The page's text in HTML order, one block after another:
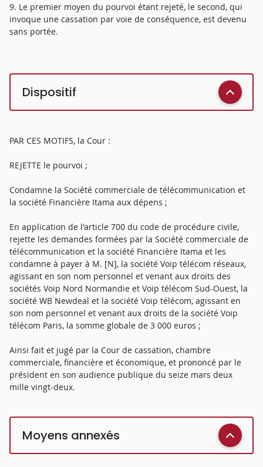
9. Le premier moyen du pourvoi étant rejeté, le second, qui
invoque une cassation par voie de conséquence, est devenu
sans portée.
Dispositif
PAR CES MOTIFS, la Cour :
REJETTE le pourvoi ;
Condamne la Société commerciale de télécommunication et
la société Financière Itama aux dépens ;
En application de l'article 700 du code de procédure civile,
rejette les demandes formées par la Société commerciale de
télécommunication et la société Financière Itama et les
condamne à payer à M. [N], la société Voip télécom réseaux,
agissant en son nom personnel et venant aux droits des
sociétés Voip Nord Normandie et Voip télécom Sud-Ouest, la
société WB Newdeal et la société Voip télécom, agissant en
son nom personnel et venant aux droits de la société Voip
télécom Paris, la somme globale de 3 000 euros ;
Ainsi fait et jugé par la Cour de cassation, chambre
commerciale, financière et économique, et prononcé par le
président en son audience publique du seize mars deux
mille vingt-deux.
Moyens annexés